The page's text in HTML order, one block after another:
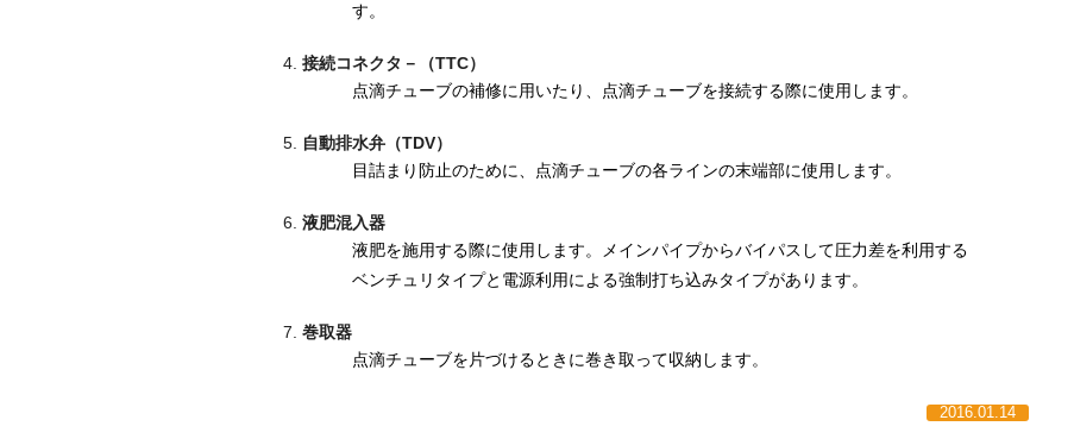
す。
接続コネクタ－（TTC）
点滴チューブの補修に用いたり、点滴チューブを接続する際に使用します。
自動排水弁（TDV）
目詰まり防止のために、点滴チューブの各ラインの末端部に使用します。
液肥混入器
液肥を施用する際に使用します。メインパイプからバイパスして圧力差を利用する
ベンチュリタイプと電源利用による強制打ち込みタイプがあります。
巻取器
点滴チューブを片づけるときに巻き取って収納します。
2016.01.14